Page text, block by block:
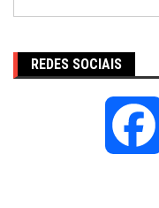
REDES SOCIAIS